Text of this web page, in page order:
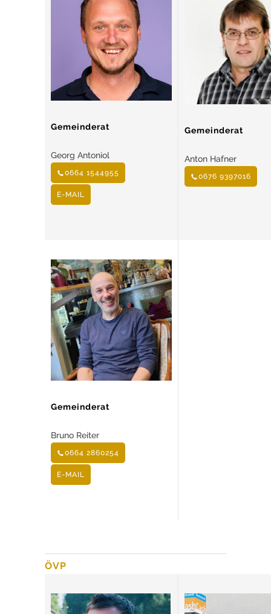
Gemeinderat
Georg Antoniol
0664 1544955
E-MAIL
Gemeinderat
Anton Hafner
0676 9397016
Gemeinderat
Bruno Reiter
0664 2860254
E-MAIL
ÖVP